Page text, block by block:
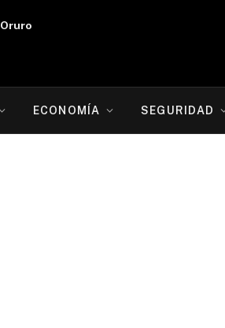
Oruro
ECONOMÍA SEGURIDAD